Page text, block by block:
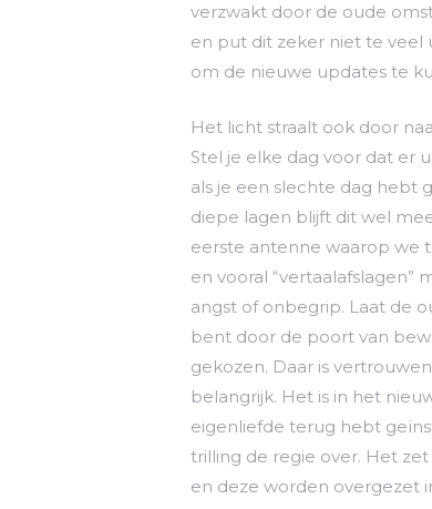
verzwakt door de oude
en put dit zeker niet te veel
om de nieuwe updates te
Het licht straalt ook door
Stel je elke dag voor dat er
als je een slechte dag hebt
diepe lagen blijft dit wel
eerste antenne waarop we
en vooral
angst of onbegrip. Laat de
bent door de poort van
gekozen. Daar is
belangrijk. Het is in het
eigenliefde terug hebt
trilling de regie over. Het
en deze worden overgezet